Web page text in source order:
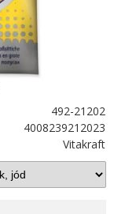
492-21202
4008239212023
Vitakraft